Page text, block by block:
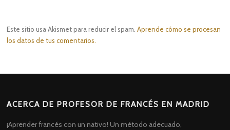
Este sitio usa Akismet para reducir el spam.Aprende cómo se procesan
los datos de tus comentarios.
ACERCA DE PROFESOR DE FRANCÉS EN MADRID
¡Aprender francés con un nativo! Un método adecuado,